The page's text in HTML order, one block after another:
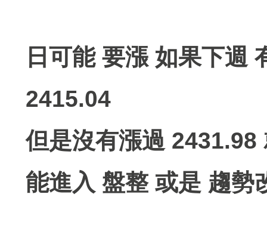
日可能 要漲 如果下週
2415.04
但是沒有漲過 2431.98
能進入 盤整 或是 趨勢